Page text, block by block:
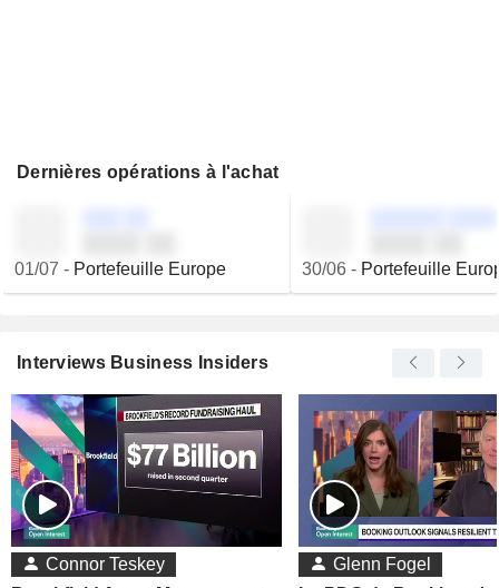
Dernières opérations à l'achat
01/07 - Portefeuille Europe 30/06- Portefeuille
Interviews Business Insiders
Connor Teskey
Glenn Fogel